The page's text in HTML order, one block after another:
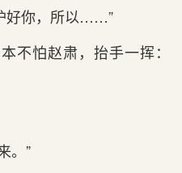
好你，所以……”
不怕赵肃，抬手一挥：
。”